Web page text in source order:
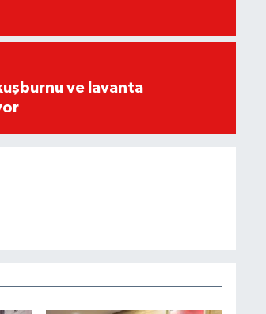
ve lavanta